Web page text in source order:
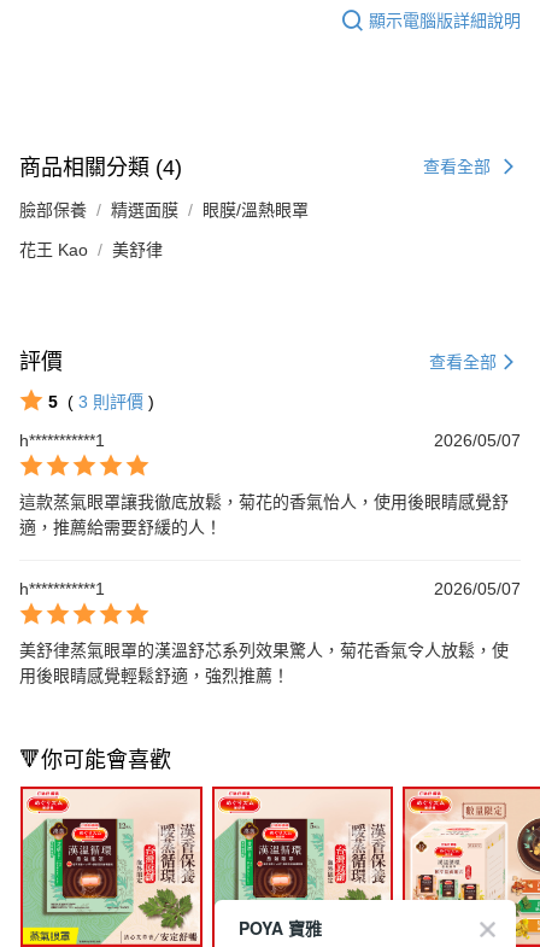
顯示電腦版詳細說明
商品相關分類 (4) 查看全部
臉部保養 精選面膜 眼膜/溫熱眼罩
花王 Kao 美舒律
評價 查看全部
5 ( 3 則評價 )
h***********1
2026/05/07
這款蒸氣眼罩讓我徹底放鬆，菊花的香氣怡人，使用後眼睛感覺舒
適，推薦給需要舒緩的人！
h***********1 2026/05/07
美舒律蒸氣眼罩的漢溫舒芯系列效果驚人，菊花香氣令人放鬆，使
用後眼睛感覺輕鬆舒適，強烈推薦！
🔻你可能會喜歡
POYA 寶雅